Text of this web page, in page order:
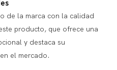
de la marca con la calidad
producto, que ofrece una
y destaca su
el mercado.